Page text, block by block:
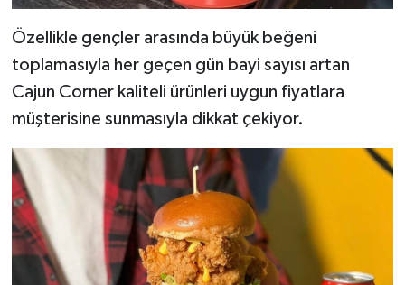
Özellikle gençler arasında büyük beğeni
toplamasıyla her geçen gün bayi sayısı artan
Cajun Corner kaliteli ürünleri uygun fiyatlara
müşterisine sunmasıyla dikkat çekiyor.
OTOMOBİL
MİZAH
TARİH
Politika